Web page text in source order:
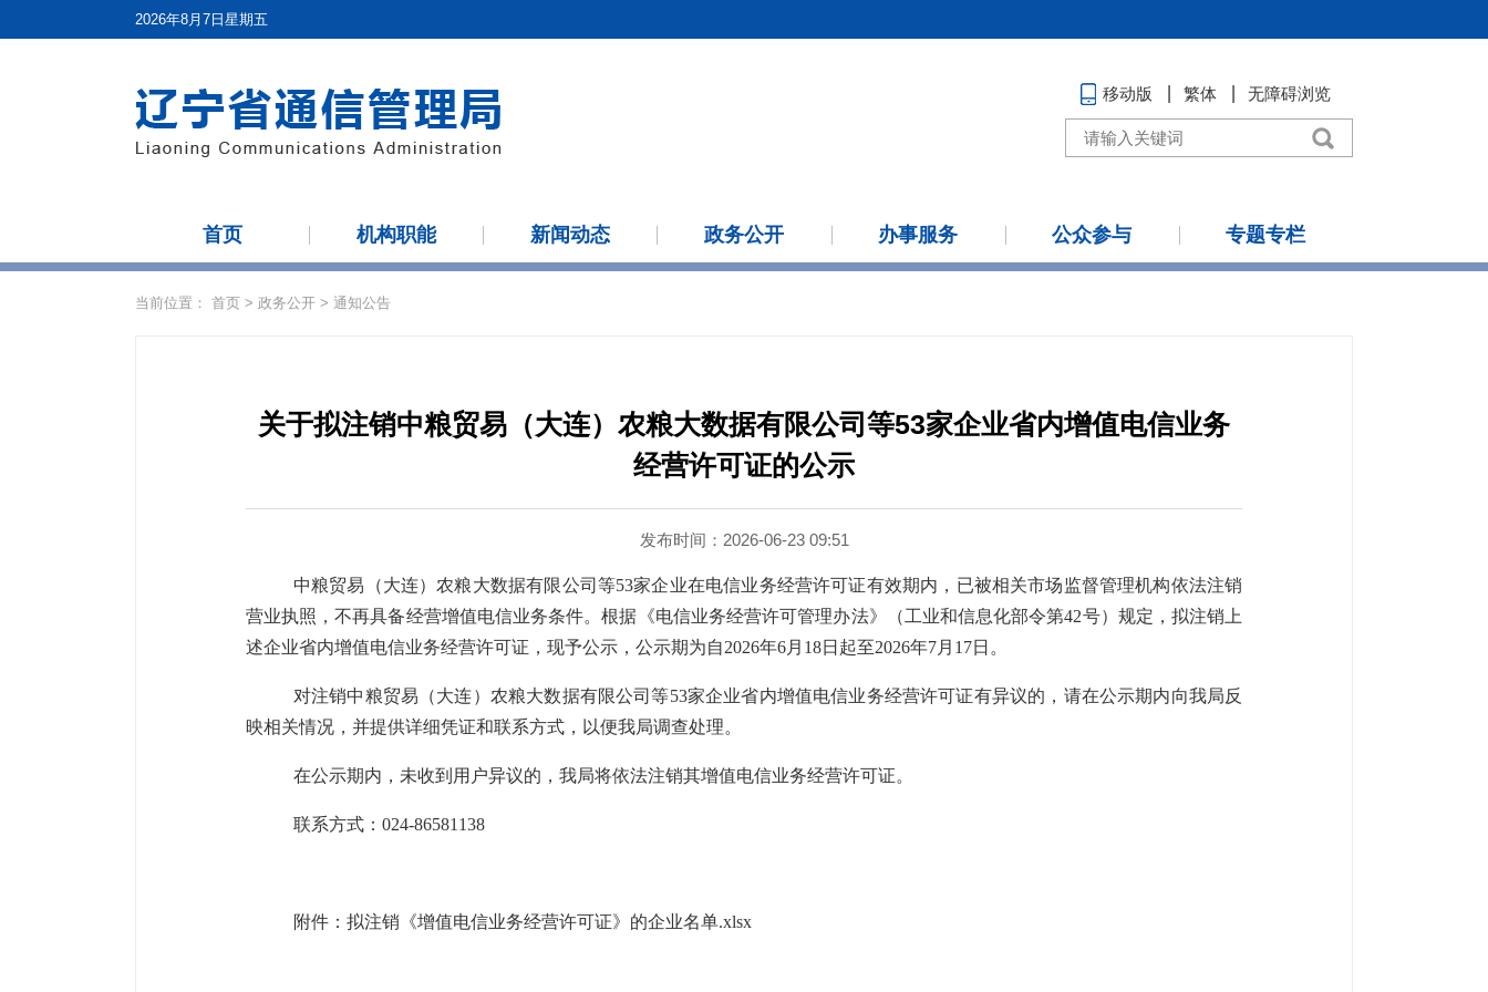
2026年8月7日星期五
移动版 繁体 无障碍浏览
首页 机构职能 新闻动态 政务公开 办事服务 公众参与 专题专栏
当前位置： 首页 > 政务公开 > 通知公告
关于拟注销中粮贸易（大连）农粮大数据有限公司等53家企业省内增值电信业务
经营许可证的公示
发布时间：2026-06-23 09:51
中粮贸易（大连）农粮大数据有限公司 等53家企业在电信业务经营许可证有效期内，已被相关市场监督管理机构依法注销
营业执照，不再具备经营增值电信业务条件。根据《电信业务经营许可管理办法》（工业和信息化部令第42号）规定，拟注销上
述企业省内增值电信业务经营许可证，现予公示，公示期为自2026年6月18日起至2026年7月17日。
对注销中粮贸易（大连）农粮大数据有限公司等53家企业省内增值电信业务经营许可证有异议的，请在公示期内向我局反
映相关情况，并提供详细凭证和联系方式，以便我局调查处理。
在公示期内，未收到用户异议的，我局将依法注销其增值电信业务经营许可证。
联系方式：024-86581138
附件： 拟注销《增值电信业务经营许可证》的企业名单.xlsx